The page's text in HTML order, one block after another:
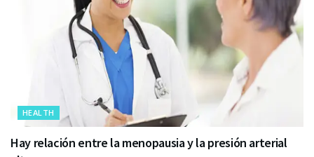
HEALTH
Hay relación entre la menopausia y la presión arterial